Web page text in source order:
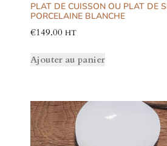
PLAT DE CUISSON OU PLAT DE
PORCELAINE BLANCHE
€149.00 HT
Ajouter au panier